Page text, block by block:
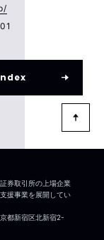
券取引所の上場企業
援事業を展開してい
都新宿区北新宿2-